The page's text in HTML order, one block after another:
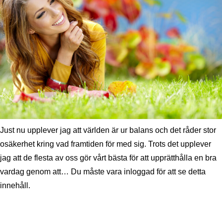
Just nu upplever jag att världen är ur balans och det råder stor
osäkerhet kring vad framtiden för med sig. Trots det upplever
jag att de flesta av oss gör vårt bästa för att upprätthålla en bra
vardag genom att… Du måste vara inloggad för att se detta
innehåll.